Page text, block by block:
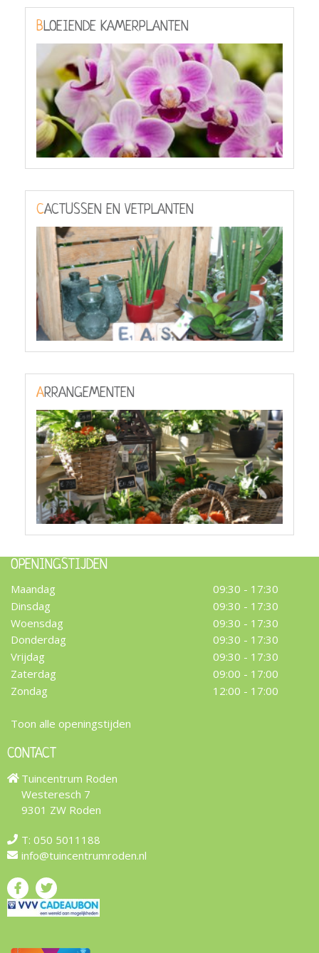
BLOEIENDE KAMERPLANTEN
CACTUSSEN EN VETPLANTEN
ARRANGEMENTEN
OPENINGSTIJDEN
Maandag
09:30 - 17:30
Dinsdag
09:30 - 17:30
Woensdag
09:30 - 17:30
Donderdag
09:30 - 17:30
Vrijdag
09:30 - 17:30
Zaterdag
09:00 - 17:00
Zondag
12:00 - 17:00
Toon alle openingstijden
CONTACT
Tuincentrum Roden
Westeresch 7
9301 ZW Roden
T: 050 5011188
info@tuincentrumroden.nl